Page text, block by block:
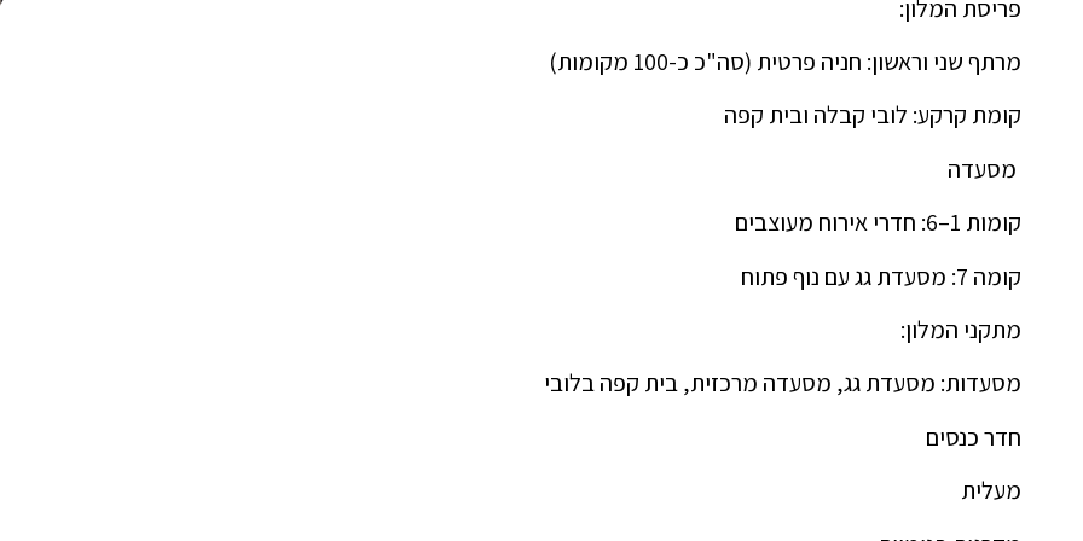
פריסת המלון:
מרתף שני וראשון: חניה פרטית (סה"כ כ-100 מקומות)
קומת קרקע: לובי קבלה ובית קפה
מסעדה
קומות 1–6: חדרי אירוח מעוצבים
קומה 7: מסעדת גג עם נוף פתוח
מתקני המלון:
מסעדות: מסעדת גג, מסעדה מרכזית, בית קפה בלובי
חדר כנסים
מעלית